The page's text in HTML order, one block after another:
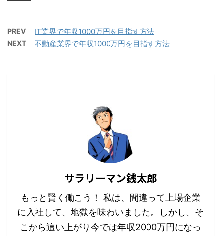
PREV IT業界で年収1000万円を目指す方法
NEXT 不動産業界で年収1000万円を目指す方法
サラリーマン銭太郎
もっと賢く働こう！ 私は、間違って上場企業
に入社して、地獄を味わいました。しかし、そ
こから這い上がり今では年収2000万円になっ